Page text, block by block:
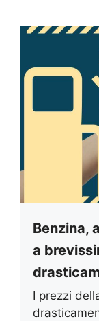
Benzina,
a
I prezzi